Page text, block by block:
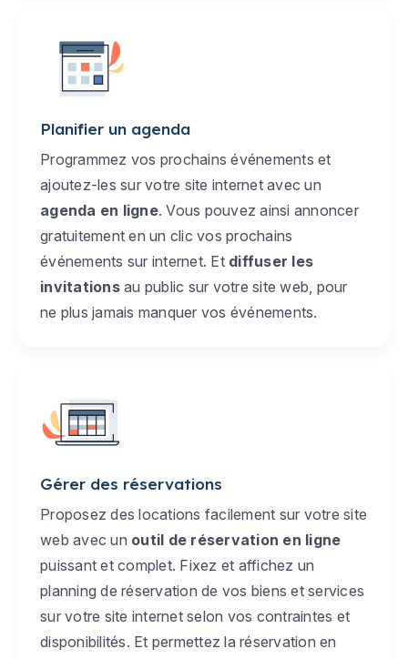
Planifier un agenda
Programmez vos prochains événements et
ajoutez-les sur votre site internet avec un
agenda en ligne. Vous pouvez ainsi annoncer
gratuitement en un clic vos prochains
événements sur internet. Et diffuser les
invitationsau public sur votre site web, pour
ne plus jamais manquer vos événements.
Gérer des réservations
Proposez des locations facilement sur votre site
web avec un outil de réservation en ligne
puissant et complet. Fixez et affichez un
planning de réservation de vos biens et services
sur votre site internet selon vos contraintes et
disponibilités. Et permettez la réservation en